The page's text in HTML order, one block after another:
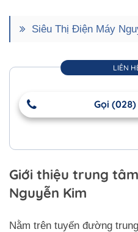
Siêu Thị Điện Máy
LIÊN
Gọi (028)
Giới thiệu trung
Nguyễn Kim
Nằm trên tuyến đường